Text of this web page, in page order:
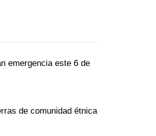
emergencia este 6 de
de comunidad étnica